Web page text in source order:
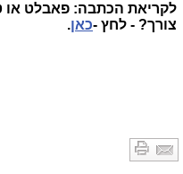
לקריאת הכתבה: פאבלט או
צורך? - לחץ -כאן.